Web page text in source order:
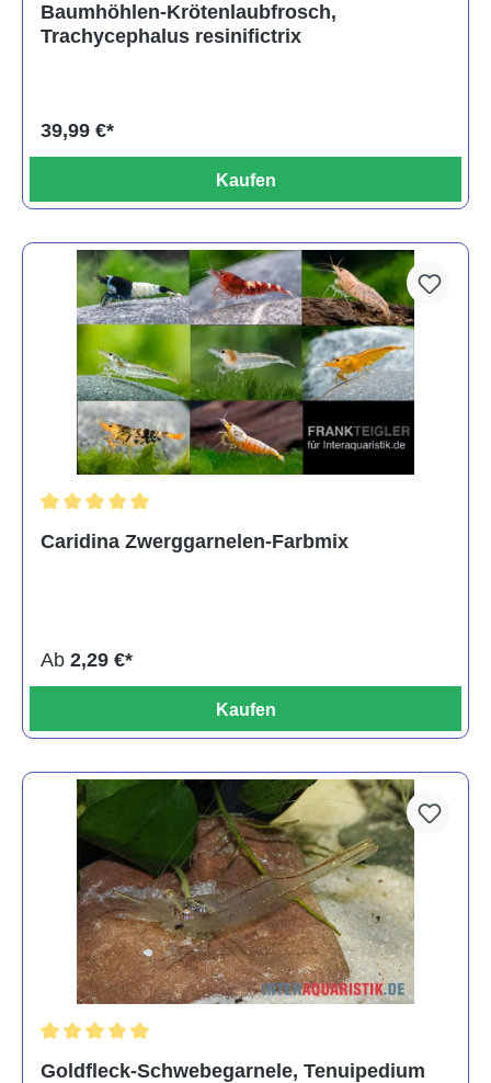
Baumhöhlen-Krötenlaubfrosch,
Trachycephalus resinifictrix
39,99 €*
Kaufen
Caridina Zwerggarnelen-Farbmix
Ab 2,29 €*
Kaufen
Goldfleck-Schwebegarnele, Tenuipedium